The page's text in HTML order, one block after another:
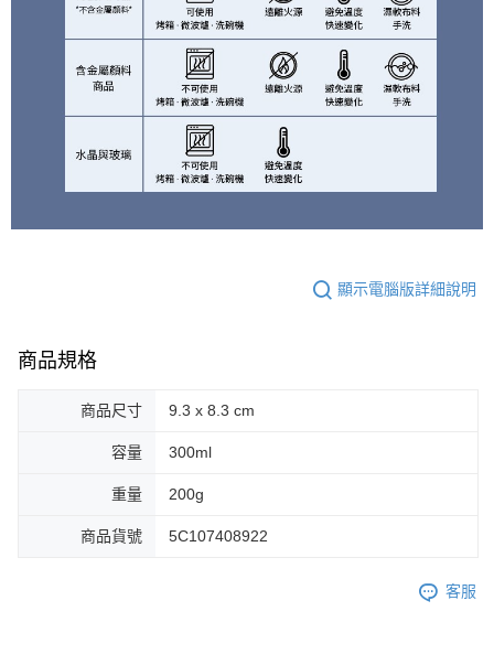
顯示電腦版詳細說明
商品規格
商品尺寸 9.3 x 8.3 cm
容量 300ml
重量 200g
商品貨號 5C107408922
客服